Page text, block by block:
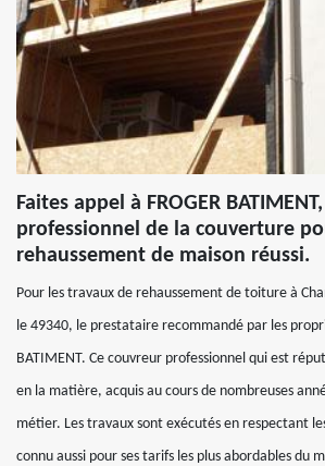
Faites appel à FROGER
professionnel de la couverture
rehaussement de maison réussi.
Pour les travaux de rehaussement de toiture à
le 49340, le prestataire recommandé par les
BATIMENT. Ce couvreur professionnel qui est
en la matière, acquis au cours de nombreuses
métier. Les travaux sont exécutés en respectant
connu aussi pour ses tarifs les plus abordables du